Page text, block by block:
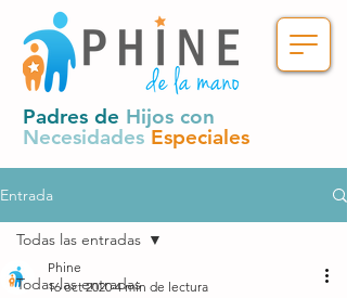
Padres de Hijos con
Necesidades Especiales
Entrada
Todas las entradas
Todas las entradas
Phine
16 oct 2020 4 min de lectura